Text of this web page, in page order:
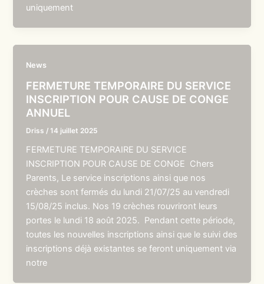
uniquement
News
FERMETURE TEMPORAIRE DU SERVICE
INSCRIPTION POUR CAUSE DE CONGE
ANNUEL
Driss /14 juillet 2025
FERMETURE TEMPORAIRE DU SERVICE
INSCRIPTION POUR CAUSE DE CONGE Chers
Parents, Le service inscriptions ainsi que nos
crèches sont fermés du lundi 21/07/25 au vendredi
15/08/25 inclus. Nos 19 crèches rouvriront leurs
portes le lundi 18 août 2025. Pendant cette période,
toutes les nouvelles inscriptions ainsi que le suivi des
inscriptions déjà existantes se feront uniquement via
notre